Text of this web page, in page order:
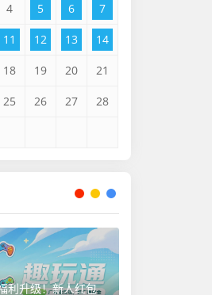
4 5 6 7
11 12 13 14
18 19 20 21
25 26 27 28
利升级！新人红包